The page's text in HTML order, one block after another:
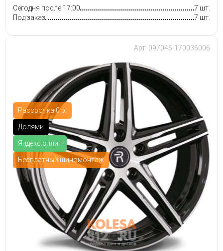
Сегодня после 17:00
7 шт.
Под заказ
7 шт.
Рассрочка 0 р.
Долями
Яндекс.сплит
Бесплатный шиномонтаж
Арт: 097045-170036006